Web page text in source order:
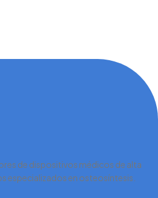
de dispositivos médicos de alta
especializados en osteosíntesis.